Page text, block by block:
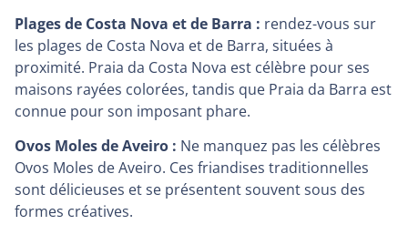
Plages de Costa Nova et de Barra : rendez-vous sur
les plages de Costa Nova et de Barra, situées à
proximité. Praia da Costa Nova est célèbre pour ses
maisons rayées colorées, tandis que Praia da Barra est
connue pour son imposant phare.
Ovos Moles de Aveiro : Ne manquez pas les célèbres
Ovos Moles de Aveiro. Ces friandises traditionnelles
sont délicieuses et se présentent souvent sous des
formes créatives.